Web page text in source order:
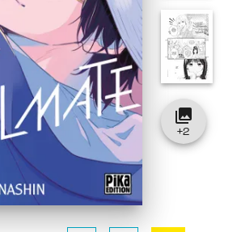
collections
+2